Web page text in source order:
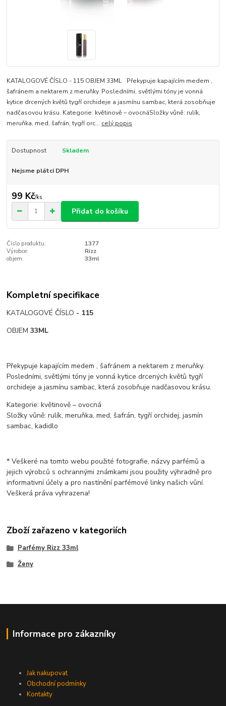
KATALOGOVÉ ČÍSLO - 115 OBJEM 33ML Překypuje kapajícím medem ,
šafránem a nektarem z meruňky. Posledními, světlými tóny je vonná
kytice drcených květů tygří orchideje a jasmínu sambac, která zosobňuje
nadčasovou krásu. Kategorie: květinově – ovocnáSložky vůně: rulík,
meruňka, med, šafrán, tygří orc... celý popis
Dostupnost Skladem
Nejsme plátci DPH
99 Kč/ks
Přidat do košíku
Číslo produktu:
1377
Výrobce:
Rizz
objem:
33ml
Kompletní specifikace
KATALOGOVÉ ČÍSLO - 115
OBJEM33ML
Překypuje kapajícím medem , šafránem a nektarem z meruňky.
Posledními, světlými tóny je vonná kytice drcených květů tygří
orchideje a jasmínu sambac, která zosobňuje nadčasovou krásu.
Kategorie: květinově – ovocná
Složky vůně: rulík, meruňka, med, šafrán, tygří orchidej, jasmín
sambac, kadidlo
* Veškeré na tomto webu použité fotografie, názvy parfémů a
jejich výrobců s ochrannými známkami jsou použity výhradně pro
informativní účely a pro nastínění parfémové linky našich vůní.
Veškerá práva vyhrazena!
Zboží zařazeno v kategoriích
Parfémy Rizz 33ml
Ženy
Informace pro zákazníky
Jak nakupovat
Obchodní podmínky
Kontakty